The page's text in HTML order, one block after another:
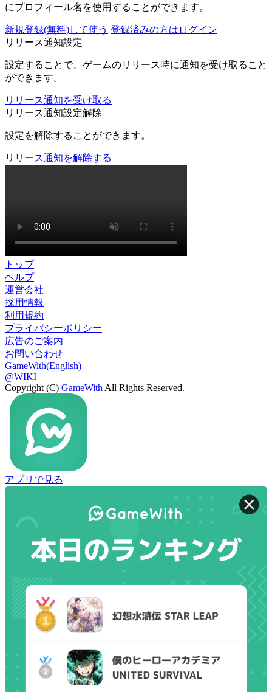
にプロフィール名を使用することができます。
新規登録(無料)して使う 登録済みの方はログイン
リリース通知設定
設定することで、ゲームのリリース時に通知を受け取ること
ができます。
リリース通知を受け取る
リリース通知設定解除
設定を解除することができます。
リリース通知を解除する
トップ
ヘルプ
運営会社
採用情報
利用規約
プライバシーポリシー
広告のご案内
お問い合わせ
GameWith(English)
@WIKI
Copyright (C) GameWith All Rights Reserved.
アプリで見る